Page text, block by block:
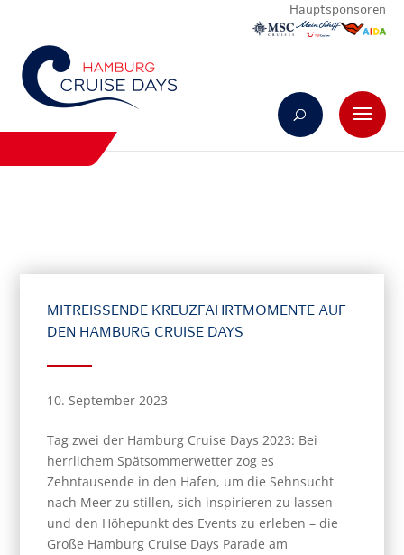
Hauptsponsoren
MITREISSENDE KREUZFAHRTMOMENTE AUF D
EN HAMBURG CRUISE DAYS
10. September 2023
Tag zwei der Hamburg Cruise Days 2023: Bei
herrlichem Spätsommerwetter zog es
Zehntausende in den Hafen, um die Sehnsucht
nach Meer zu stillen, sich inspirieren zu lassen
und den Höhepunkt des Events zu erleben – die
Große Hamburg Cruise Days Parade am